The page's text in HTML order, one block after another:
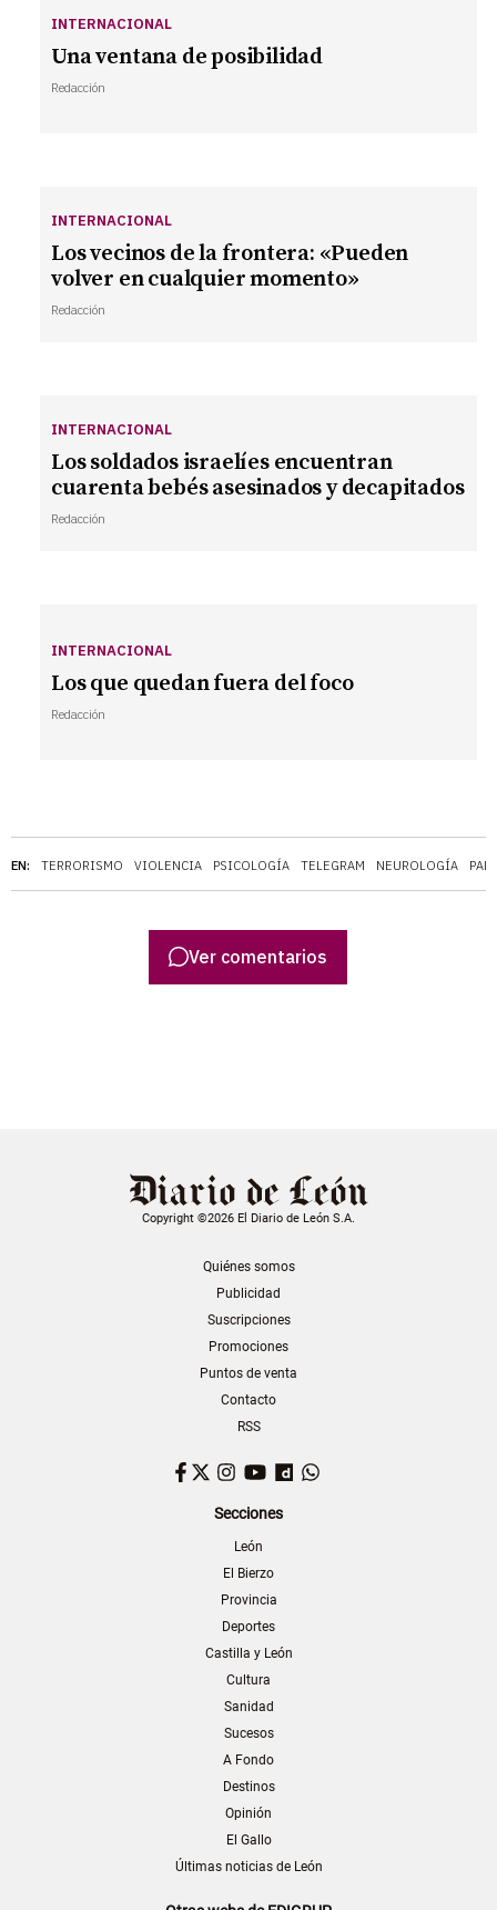
EN: TERRORISMO VIOLENCIA PSICOLOGÍA TELEGRAM NEUROLOGÍA
INTERNACIONAL
Una ventana de posibilidad
Redacción
INTERNACIONAL
Los vecinos de la frontera: «Pueden
volver en cualquier momento»
Redacción
INTERNACIONAL
Los soldados israelíes encuentran
cuarenta bebés asesinados y decapitados
Redacción
INTERNACIONAL
Los que quedan fuera del foco
Redacción
Ver comentarios
Copyright ©2026 El Diario de León S.A.
Quiénes somos
Publicidad
Suscripciones
Promociones
Puntos de venta
Contacto
RSS
Facebook
TwitterInstagram
YouTubeDailymotion
Secciones
León
El Bierzo
Provincia
Deportes
Castilla y León
Cultura
Sanidad
Sucesos
A Fondo
Destinos
Opinión
El Gallo
Últimas noticias de León